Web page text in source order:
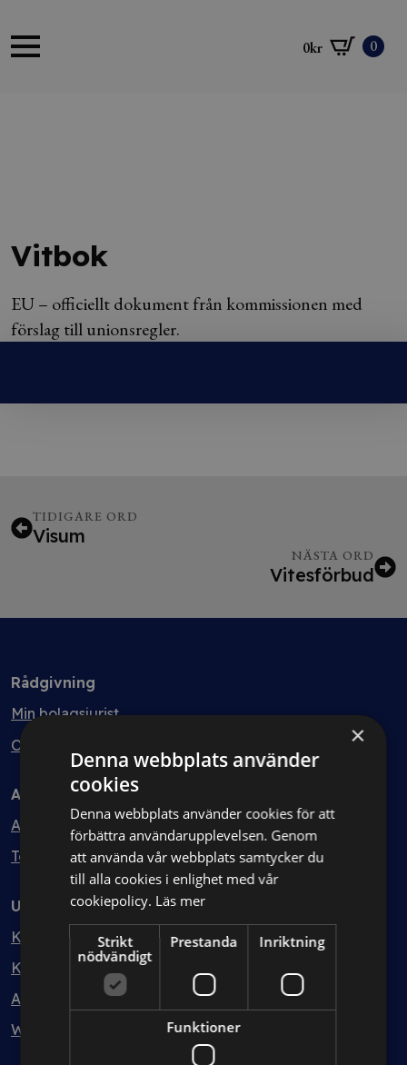
0kr 0
Vitbok
EU – officiellt dokument från kommissionen med
förslag till unionsregler.
TIDIGARE ORD
Visum
NÄSTA ORD
Vitesförbud
Rådgivning
Min bolagsjurist
Ombud
Avtal
Avtalshantering
Testa kostnadsfritt
Utbildning
Kurser
Kurspaket
Abonnemang
Webbinarium
×
Denna webbplats använder
cookies
Denna webbplats använder cookies för att
förbättra användarupplevelsen. Genom
att använda vår webbplats samtycker du
till alla cookies i enlighet med vår
cookiepolicy. Läs mer
Strikt
nödvändigt
Prestanda Inriktning
Funktioner